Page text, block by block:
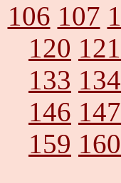
106 107
120 121
133 134
146 147
159 160